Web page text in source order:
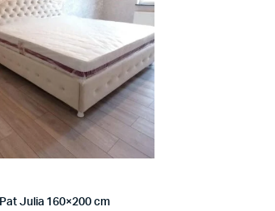
Pat Julia 160×200 cm